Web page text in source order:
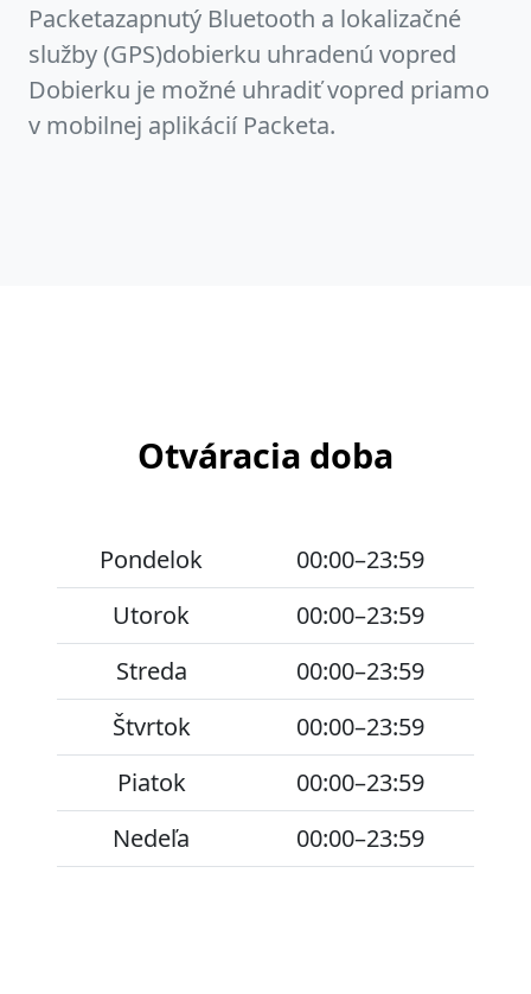
Packetazapnutý Bluetooth a lokalizačné
služby (GPS)dobierku uhradenú vopred
Dobierku je možné uhradiť vopred priamo
v mobilnej aplikácií Packeta.
Otváracia doba
Pondelok
00:00–23:59
Utorok
00:00–23:59
Streda
00:00–23:59
Štvrtok
00:00–23:59
Piatok
00:00–23:59
Nedeľa
00:00–23:59